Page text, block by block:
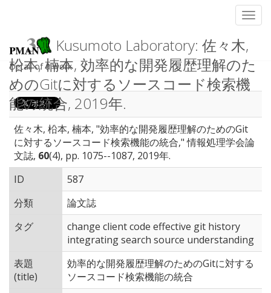
Kusumoto Laboratory: 佐々木,
柗本, 楠本, 効率的な開発履歴理解のた
めのGitに対するソースコード検索機
能の統合, 2019年.
Detail of a work
佐々木, 柗本, 楠本, "効率的な開発履歴理解のためのGit
に対するソースコード検索機能の統合," 情報処理学会論
文誌, 60(4), pp. 1075--1087, 2019年.
ID
587
分類
論文誌
タグ
change client code effective git history
integrating search source understanding
表題
(title)
効率的な開発履歴理解のためのGitに対する
ソースコード検索機能の統合